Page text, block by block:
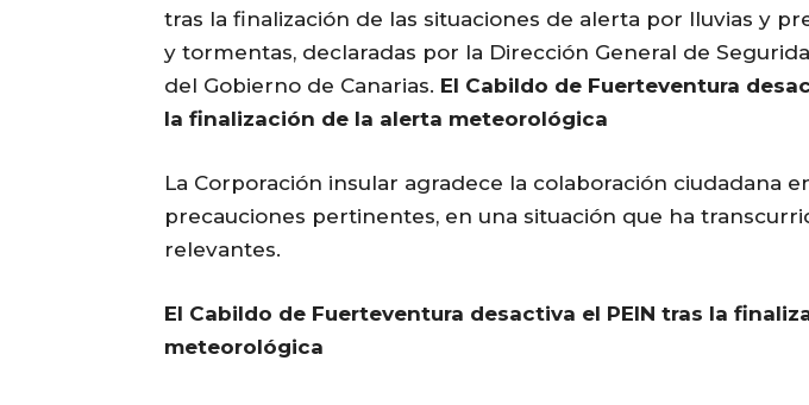
tras la finalización de las situaciones de alerta por lluvias y
y tormentas, declaradas por la Dirección General de
del Gobierno de Canarias. El Cabildo de Fuerteventura
la finalización de la alerta meteorológica
La Corporación insular agradece la colaboración ciudadana
precauciones pertinentes, en una situación que ha
relevantes.
El Cabildo de Fuerteventura desactiva el PEIN tras la
meteorológica